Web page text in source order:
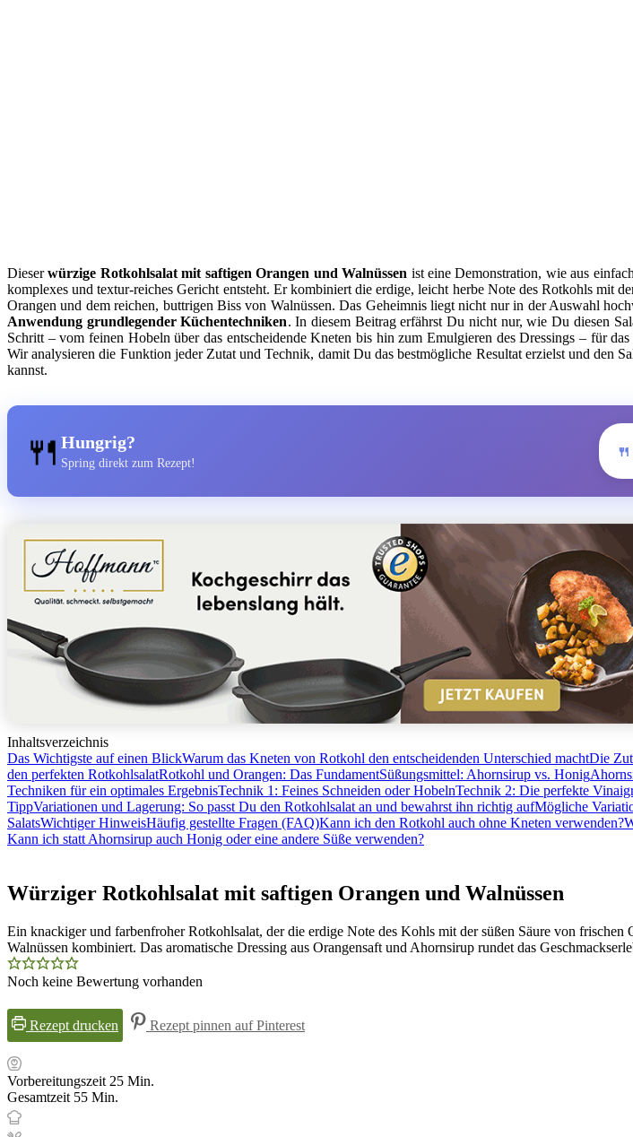
Dieserwürzige Rotkohlsalat mit saftigen Orangen und Walnüssen ist eine Demonstration, wie aus
komplexes und textur-reiches Gericht entsteht. Er kombiniert die erdige, leicht herbe Note des Rotkohls mit
Orangen und dem reichen, buttrigen Biss von Walnüssen. Das Geheimnis liegt nicht nur in der Auswahl
Anwendung grundlegender Küchentechniken. In diesem Beitrag erfährst Du nicht nur, wie Du diesen
Schritt – vom feinen Hobeln über das entscheidende Kneten bis hin zum Emulgieren des Dressings – für
Wir analysieren die Funktion jeder Zutat und Technik, damit Du das bestmögliche Resultat erzielst und den
kannst.
🍴Hungrig?
Spring direkt zum Rezept!
Inhaltsverzeichnis
Das Wichtigste auf einen BlickWarum das Kneten von Rotkohl den entscheidenden Unterschied machtDie
den perfekten RotkohlsalatRotkohl und Orangen: Das FundamentSüßungsmittel: Ahornsirup vs. Honig
Techniken für ein optimales ErgebnisTechnik 1: Feines Schneiden oder HobelnTechnik 2: Die perfekte
TippVariationen und Lagerung: So passt Du den Rotkohlsalat an und bewahrst ihn richtig aufMögliche
SalatsWichtiger HinweisHäufig gestellte Fragen (FAQ)Kann ich den Rotkohl auch ohne Kneten verwenden?
Kann ich statt Ahornsirup auch Honig oder eine andere Süße verwenden?
Würziger Rotkohlsalat mit saftigen Orangen und Walnüssen
Ein knackiger und farbenfroher Rotkohlsalat, der die erdige Note des Kohls mit der süßen Säure von frischen
Walnüssen kombiniert. Das aromatische Dressing aus Orangensaft und Ahornsirup rundet das
Noch keine Bewertung vorhanden
Rezept drucken Rezept pinnen auf Pinterest
Vorbereitungszeit 25Minuten
Min.
Gesamtzeit 55Minuten
Min.